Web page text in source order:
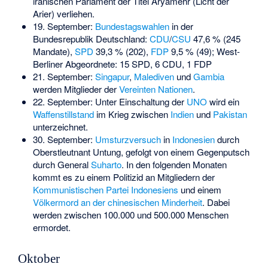
Arier) verliehen.
19. September: Bundestagswahlenin der
Bundesrepublik Deutschland: CDU/CSU 47,6 % (245
Mandate), SPD 39,3 % (202), FDP9,5 % (49); West-
Berliner Abgeordnete: 15 SPD, 6 CDU, 1 FDP
21. September: Singapur, MaledivenundGambia
werden Mitglieder derVereinten Nationen.
22. September: Unter Einschaltung der UNOwird ein
Waffenstillstandim Krieg zwischen Indienund Pakistan
unterzeichnet.
30. September: Umsturzversuchin Indonesiendurch
Oberstleutnant Untung, gefolgt von einem Gegenputsch
durch GeneralSuharto. In den folgenden Monaten
kommt es zu einem Politizidan Mitgliedern der
Kommunistischen Partei Indonesiens und einem
Völkermord an der chinesischen Minderheit. Dabei
werden zwischen 100.000 und 500.000 Menschen
ermordet.
Oktober